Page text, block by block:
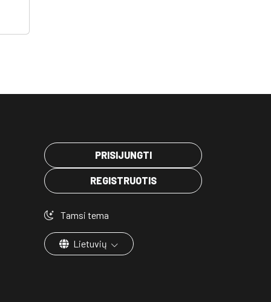
PRISIJUNGTI
REGISTRUOTIS
Tamsi tema
Lietuvių